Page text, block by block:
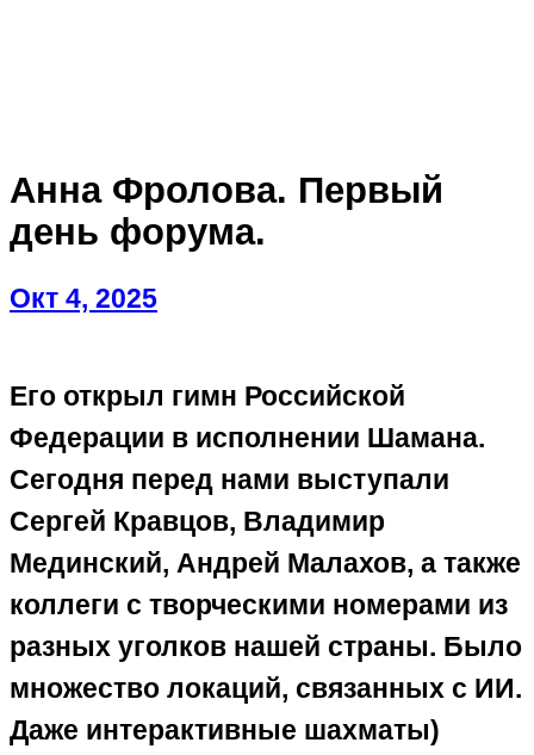
Анна Фролова. Первый
день форума.
Окт 4, 2025
Его открыл гимн Российской
Федерации в исполнении Шамана.
Сегодня перед нами выступали
Сергей Кравцов, Владимир
Мединский, Андрей Малахов, а также
коллеги с творческими номерами из
разных уголков нашей страны. Было
множество локаций, связанных с ИИ.
Даже интерактивные шахматы)